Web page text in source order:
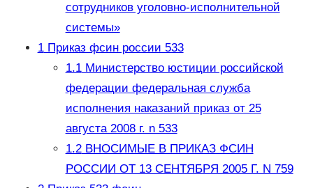
сотрудников уголовно-исполнительной
системы»
1Приказ фсин россии 533
1.1Министерство юстиции российской
федерации федеральная служба
исполнения наказаний приказ от 25
августа 2008 г. n 533
1.2ВНОСИМЫЕ В ПРИКАЗ ФСИН
РОССИИ ОТ 13 СЕНТЯБРЯ 2005 Г. N 759